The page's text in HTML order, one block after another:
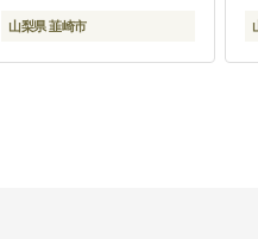
ミアム 甲州韮崎 ウィス
合せ セット ギフト ふる
山梨県 韮崎市